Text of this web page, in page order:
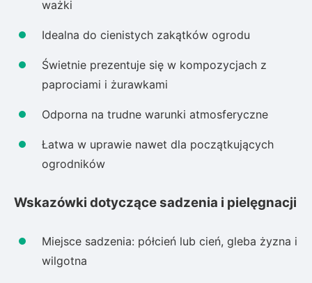
ważki
Idealna do cienistych zakątków ogrodu
Świetnie prezentuje się w kompozycjach z
paprociami i żurawkami
Odporna na trudne warunki atmosferyczne
Łatwa w uprawie nawet dla początkujących
ogrodników
Wskazówki dotyczące sadzenia i pielęgnacji
Miejsce sadzenia: półcień lub cień, gleba żyzna i
wilgotna